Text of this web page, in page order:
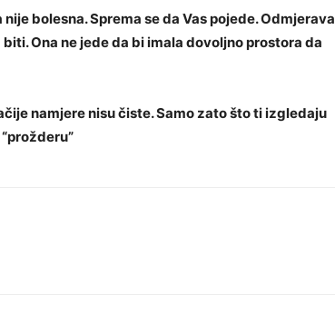
bolesna. Sprema se da Vas pojede. Odmjerava
Ona ne jede da bi imala dovoljno prostora da
namjere nisu čiste. Samo zato što ti izgledaju